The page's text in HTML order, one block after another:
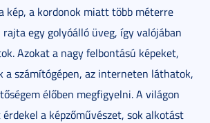
kép, a kordonok miatt több méterre
egy golyóálló üveg, így valójában
Azokat a nagy felbontású képeket,
a számítógépen, az interneten láthatok,
élőben megfigyelni. A világon
a képzőművészet, sok alkotást